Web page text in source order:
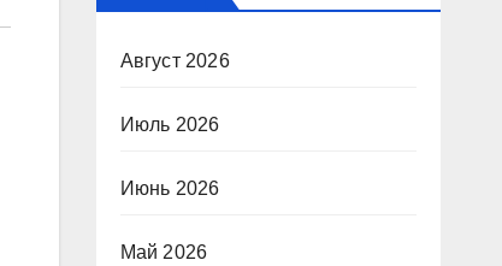
Август 2026
Июль 2026
Июнь 2026
Май 2026